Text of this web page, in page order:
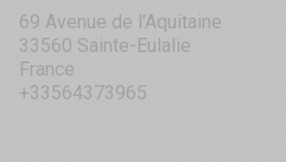
69 Avenue de l’Aquitaine
33560 Sainte-Eulalie
France
+33564373965